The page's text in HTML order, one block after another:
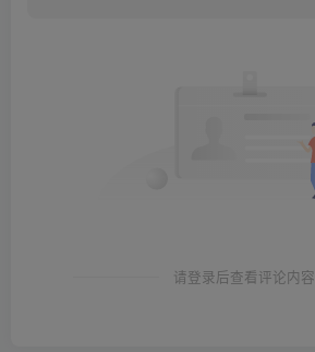
请登录后查看评论内容